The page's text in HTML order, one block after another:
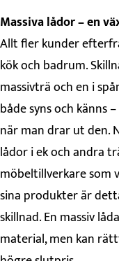
Massiva lådor – en
Allt fler kunder
kök och badrum.
massivträ och en i
både syns och känns
när man drar ut den.
lådor i ek och andra
möbeltillverkare som
sina produkter är
skillnad. En massiv
material, men kan